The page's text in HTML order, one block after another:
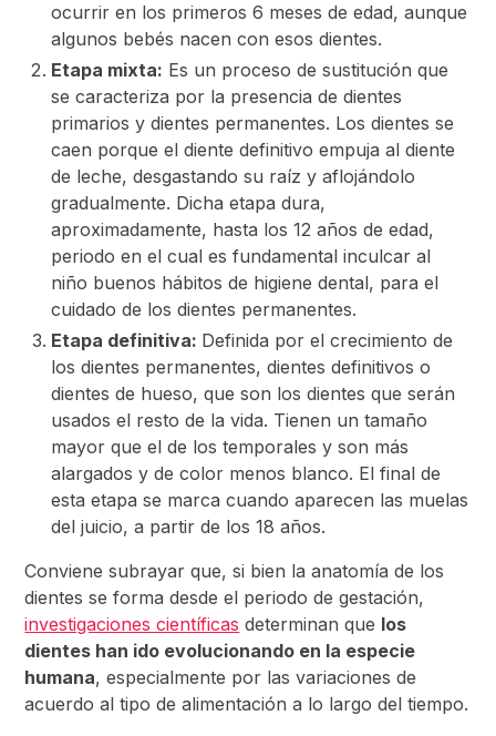
ocurrir en los primeros 6 meses de edad, aunque
algunos bebés nacen con esos dientes.
Etapa mixta: Es un proceso de sustitución que
se caracteriza por la presencia de dientes
primarios y dientes permanentes. Los dientes se
caen porque el diente definitivo empuja al diente
de leche, desgastando su raíz y aflojándolo
gradualmente. Dicha etapa dura,
aproximadamente, hasta los 12 años de edad,
periodo en el cual es fundamental inculcar al
niño buenos hábitos de higiene dental, para el
cuidado de los dientes permanentes.
Etapa definitiva: Definida por el crecimiento de
los dientes permanentes, dientes definitivos o
dientes de hueso, que son los dientes que serán
usados el resto de la vida. Tienen un tamaño
mayor que el de los temporales y son más
alargados y de color menos blanco. El final de
esta etapa se marca cuando aparecen las muelas
del juicio, a partir de los 18 años.
Conviene subrayar que, si bien la anatomía de los
dientes se forma desde el periodo de gestación,
investigaciones científicas determinan que los
dientes han ido evolucionando en la especie
humana, especialmente por las variaciones de
acuerdo al tipo de alimentación a lo largo del tiempo.